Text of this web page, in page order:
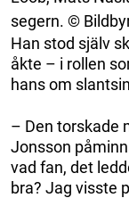
segern. ©
Han stod själv
åkte – i rollen
hans om
– Den torskade
Jonsson
vad fan, det
bra? Jag visste